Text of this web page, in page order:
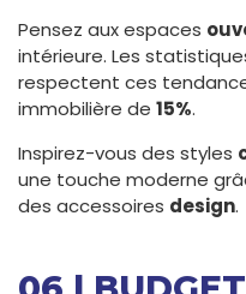
Pensez aux espaces
intérieure. Les
respectent ces
immobilière de 15%.
Inspirez-vous des styles
une touche moderne
des accessoires design.